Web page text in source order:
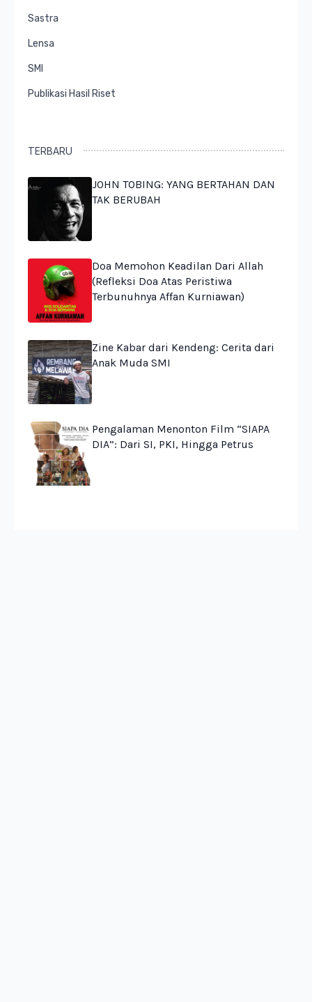
Sastra
Lensa
SMI
Publikasi Hasil Riset
TERBARU
JOHN TOBING: YANG BERTAHAN DAN
TAK BERUBAH
Doa Memohon Keadilan Dari Allah
(Refleksi Doa Atas Peristiwa
Terbunuhnya Affan Kurniawan)
Zine Kabar dari Kendeng: Cerita dari
Anak Muda SMI
Pengalaman Menonton Film “SIAPA
DIA”: Dari SI, PKI, Hingga Petrus